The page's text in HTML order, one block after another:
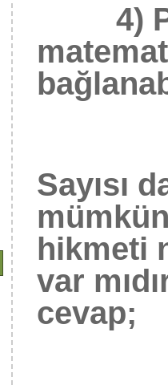
4)
Sayısı
hikmeti
var
cevap;